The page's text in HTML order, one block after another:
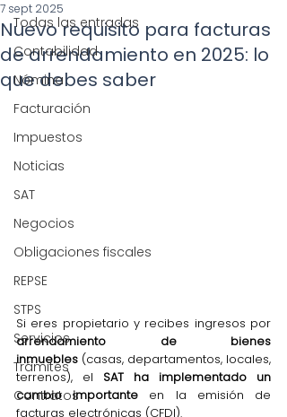
Todas las entradas
Contabilidad
Nómina
Facturación
Impuestos
Noticias
SAT
Negocios
Obligaciones fiscales
REPSE
STPS
Servicios
Trámites
Contratos
Nuevo requisito para facturas
de arrendamiento en 2025: lo
que debes saber
7 sept 2025
arrendamiento de bienes
inmuebles (casas, departamentos, locales,
terrenos), el SAT ha implementado un
cambio importante en la emisión de
facturas electrónicas (CFDI).